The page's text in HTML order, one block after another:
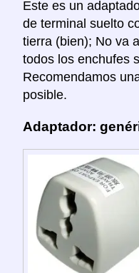
Este es un
de terminal suelto
tierra (bien); No va
todos los enchufes
Recomendamos
posible.
Adaptador: